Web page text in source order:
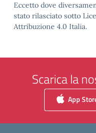
Eccetto dove
stato rilasciato sotto
Attribuzione 4.0 Italia.
Scarica la
App